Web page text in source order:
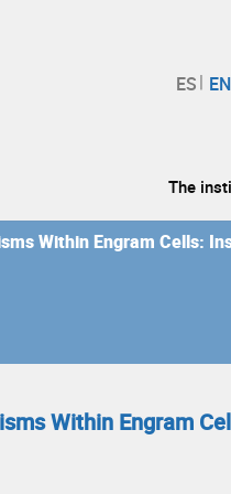
The
Within Engram Cells:
Within Engram